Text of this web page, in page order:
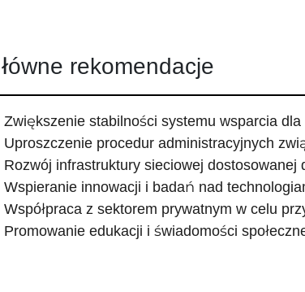
rekomendacje
Zwiększenie stabilności systemu wsparcia dla
Uproszczenie procedur administracyjnych
Rozwój infrastruktury sieciowej dostosowanej
Wspieranie innowacji i badań nad
Współpraca z sektorem prywatnym w celu
Promowanie edukacji i świadomości